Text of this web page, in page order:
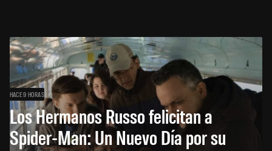
HACE 9 HORAS
Los Hermanos Russo felicitan a
Spider-Man: Un Nuevo Día por su